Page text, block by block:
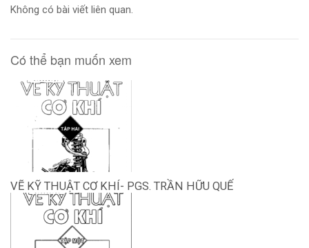
Không có bài viết liên quan.
Có thể bạn muốn xem
VẼ KỸ THUẬT CƠ KHÍ- PGS. TRẦN HỮU QUẾ